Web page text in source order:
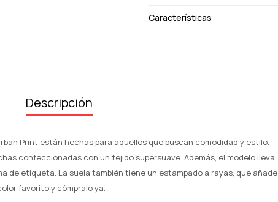
Características
Descripción
Print están hechas para aquellos que buscan comodidad y estilo.
confeccionadas con un tejido supersuave. Además, el modelo lleva
de etiqueta. La suela también tiene un estampado a rayas, que añade
favorito y cómpralo ya.